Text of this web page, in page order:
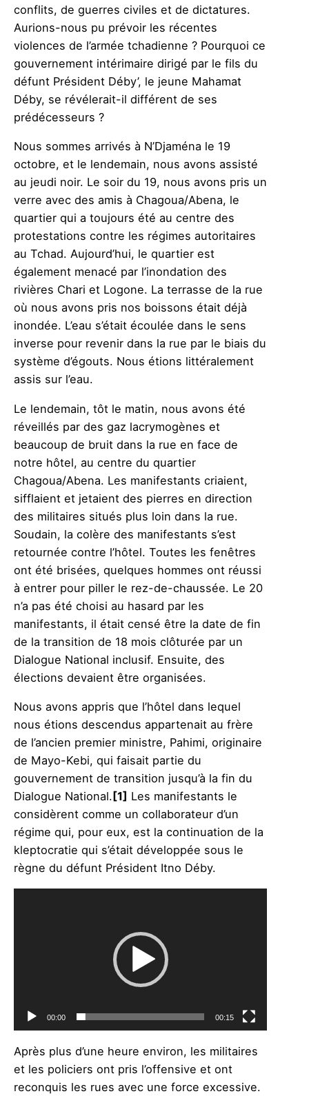
conflits, de guerres civiles et de dictatures.
Aurions-nous pu prévoir les récentes
violences de l’armée tchadienne ? Pourquoi ce
gouvernement intérimaire dirigé par le fils du
défunt Président Déby’, le jeune Mahamat
Déby, se révélerait-il différent de ses
prédécesseurs ?
Nous sommes arrivés à N’Djaména le 19
octobre, et le lendemain, nous avons assisté
au jeudi noir. Le soir du 19, nous avons pris un
verre avec des amis à Chagoua/Abena, le
quartier qui a toujours été au centre des
protestations contre les régimes autoritaires
au Tchad. Aujourd’hui, le quartier est
également menacé par l’inondation des
rivières Chari et Logone. La terrasse de la rue
où nous avons pris nos boissons était déjà
inondée. L’eau s’était écoulée dans le sens
inverse pour revenir dans la rue par le biais du
système d’égouts. Nous étions littéralement
assis sur l’eau.
Le lendemain, tôt le matin, nous avons été
réveillés par des gaz lacrymogènes et
beaucoup de bruit dans la rue en face de
notre hôtel, au centre du quartier
Chagoua/Abena. Les manifestants criaient,
sifflaient et jetaient des pierres en direction
des militaires situés plus loin dans la rue.
Soudain, la colère des manifestants s’est
retournée contre l’hôtel. Toutes les fenêtres
ont été brisées, quelques hommes ont réussi
à entrer pour piller le rez-de-chaussée. Le 20
n’a pas été choisi au hasard par les
manifestants, il était censé être la date de fin
de la transition de 18 mois clôturée par un
Dialogue National inclusif. Ensuite, des
élections devaient être organisées.
Nous avons appris que l’hôtel dans lequel
nous étions descendus appartenait au frère
de l’ancien premier ministre, Pahimi, originaire
de Mayo-Kebi, qui faisait partie du
gouvernement de transition jusqu’à la fin du
Dialogue National. [1] Les manifestants le
considèrent comme un collaborateur d’un
régime qui, pour eux, est la continuation de la
kleptocratie qui s’était développée sous le
règne du défunt Président Itno Déby.
00:00 00:15
Après plus d’une heure environ, les militaires
et les policiers ont pris l’offensive et ont
reconquis les rues avec une force excessive.